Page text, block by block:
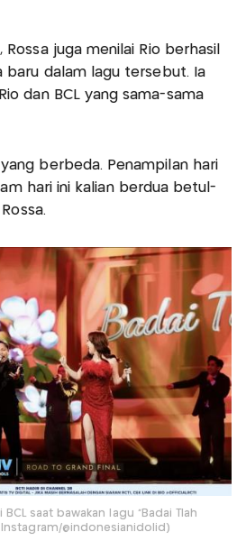
Rossa juga menilai Rio berhasil
baru dalam lagu tersebut. Ia
dan BCL yang sama-sama
berbeda. Penampilan hari
hari ini kalian berdua betul-
saat bawakan lagu "Badai Tlah
Instagram/@indonesianidolid)